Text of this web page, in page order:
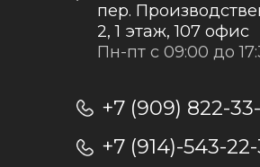
Отправить заявку
Отправляя заявку, я даю согласие на
обработку персональных данных